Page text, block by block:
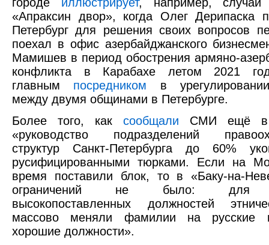
«Апраксин двор», когда Олег Дерипаска
Петербург для решения своих вопросов
поехал в офис азербайджанского
Мамишев в период обострения армяно-
конфликта в Карабахе летом 2021
главным посредником в
между двумя общинами в Петербурге.
Более того, как сообщали СМИ ещё в
«руководство подразделений
структур Санкт-Петербурга до 60%
русифицированными тюрками. Если на
время поставили блок, то в «Баку-на-
ограничений не было: для
высокопоставленных должностей
массово меняли фамилии на русские
хорошие должности».